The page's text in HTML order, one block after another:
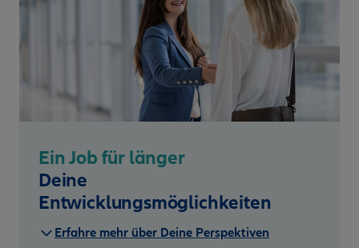
Ein Job für länger
Deine
Entwicklungsmöglichkeiten
Erfahre mehr über Deine Perspektiven